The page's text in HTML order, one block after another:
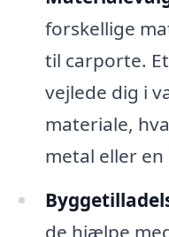
forskellige
til carporte.
vejlede dig i
materiale,
metal eller
de hjælpe